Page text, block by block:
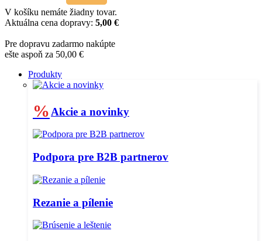
V košíku nemáte žiadny tovar.
Aktuálna cena dopravy: 5,00 €
Pre dopravu zadarmo nakúpte
ešte aspoň za 50,00 €
Produkty
% Akcie a novinky
Podpora pre B2B partnerov
Rezanie a pílenie